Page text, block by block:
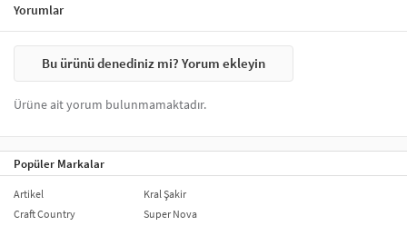
Yorumlar
Bu ürünü denediniz mi? Yorum ekleyin
Ürüne ait yorum bulunmamaktadır.
Popüler Markalar
Artikel
Craft Country
Kral Şakir
Super Nova